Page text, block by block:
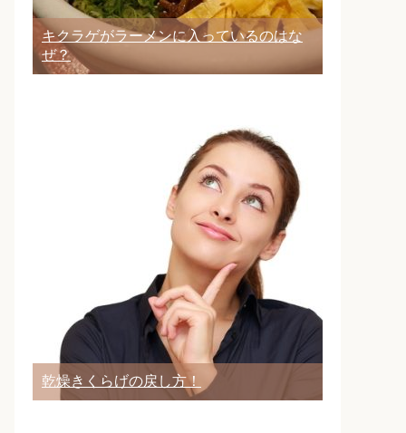
キクラゲがラーメンに入っているのはな
ぜ？
乾燥きくらげの戻し方！